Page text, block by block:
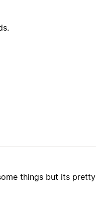
things but its pretty